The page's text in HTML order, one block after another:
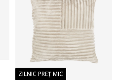
ZILNIC PREȚ MIC